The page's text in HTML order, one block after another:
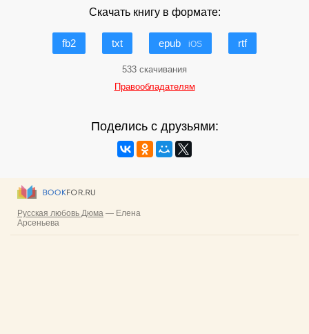
Скачать книгу в формате:
fb2 txt epub iOS rtf
533 скачивания
Правообладателям
Поделись с друзьями: